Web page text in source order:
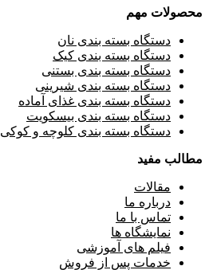
محصولات مهم
دستگاه بسته بندی نان
دستگاه بسته بندی کیک
دستگاه بسته بندی بستنی
دستگاه بسته بندی شیرینی
دستگاه بسته بندی غذای آماده
دستگاه بسته بندی بیسکویت
دستگاه بسته بندی کلوچه و کوکی
مطالب مفید
مقالات
درباره ما
تماس با ما
نمایشگاه ها
فیلم های آموزشی
خدمات پس از فروش